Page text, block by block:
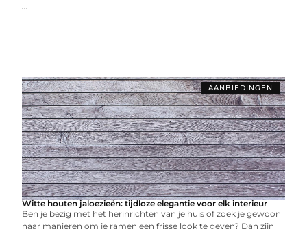
...
AANBIEDINGEN
Witte houten jaloezieën: tijdloze elegantie voor elk interieur
Ben je bezig met het herinrichten van je huis of zoek je gewoon
naar manieren om je ramen een frisse look te geven? Dan zijn